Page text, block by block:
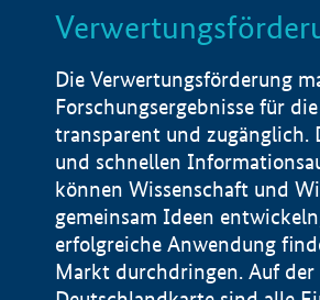
Die Verwertungsförderung
Forschungsergebnisse für
transparent und zugänglich.
und schnellen
können Wissenschaft und
gemeinsam Ideen
erfolgreiche Anwendung
Markt durchdringen. Auf der